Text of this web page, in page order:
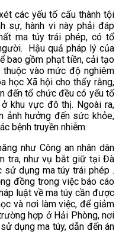
các yếu tố cấu thành tội
sự, hành vi này phải đáp
ma túy trái phép, có tổ
Hậu quả pháp lý của
bao gồm phạt tiền, cải tạo
vào mức độ nghiêm
học Xã hội cho thấy rằng,
đến tổ chức đều có yếu tố
khu vực đô thị. Ngoài ra,
ảnh hưởng đến sức khỏe,
bệnh truyền nhiễm.
như Công an nhân dân
tra, như vụ bắt giữ tại Đà
dụng ma túy trái phép .
đồng trong việc báo cáo
luật về ma túy cần được
và nơi làm việc, để giảm
hợp ở Hải Phòng, nơi
dụng ma túy, dẫn đến án